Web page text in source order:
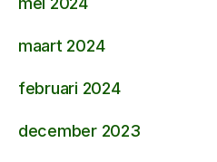
maart 2024
februari 2024
december 2023